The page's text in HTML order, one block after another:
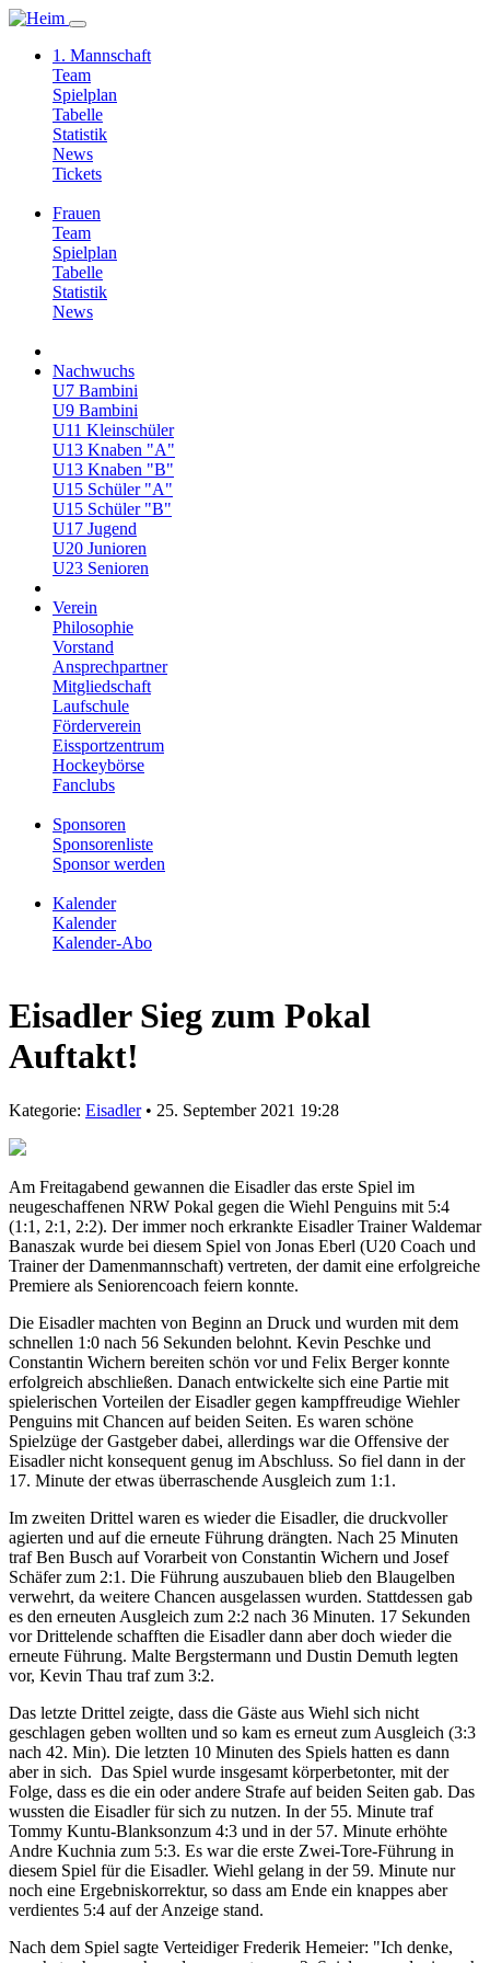
1. Mannschaft
Team
Spielplan
Tabelle
Statistik
News
Tickets
Frauen
Team
Spielplan
Tabelle
Statistik
News
Nachwuchs
U7 Bambini
U9 Bambini
U11 Kleinschüler
U13 Knaben "A"
U13 Knaben "B"
U15 Schüler "A"
U15 Schüler "B"
U17 Jugend
U20 Junioren
U23 Senioren
Verein
Philosophie
Vorstand
Ansprechpartner
Mitgliedschaft
Laufschule
Förderverein
Eissportzentrum
Hockeybörse
Fanclubs
Sponsoren
Sponsorenliste
Sponsor werden
Kalender
Kalender
Kalender-Abo
Eisadler Sieg zum Pokal
Auftakt!
Kategorie: Eisadler• 25. September 2021 19:28
Am Freitagabend gewannen die Eisadler das erste Spiel im
neugeschaffenen NRW Pokal gegen die Wiehl Penguins mit 5:4
(1:1, 2:1, 2:2). Der immer noch erkrankte Eisadler Trainer Waldemar
Banaszak wurde bei diesem Spiel von Jonas Eberl (U20 Coach und
Trainer der Damenmannschaft) vertreten, der damit eine erfolgreiche
Premiere als Seniorencoach feiern konnte.
Die Eisadler machten von Beginn an Druck und wurden mit dem
schnellen 1:0 nach 56 Sekunden belohnt. Kevin Peschke und
Constantin Wichern bereiten schön vor und Felix Berger konnte
erfolgreich abschließen. Danach entwickelte sich eine Partie mit
spielerischen Vorteilen der Eisadler gegen kampffreudige Wiehler
Penguins mit Chancen auf beiden Seiten. Es waren schöne
Spielzüge der Gastgeber dabei, allerdings war die Offensive der
Eisadler nicht konsequent genug im Abschluss. So fiel dann in der
17. Minute der etwas überraschende Ausgleich zum 1:1.
Im zweiten Drittel waren es wieder die Eisadler, die druckvoller
agierten und auf die erneute Führung drängten. Nach 25 Minuten
traf Ben Busch auf Vorarbeit von Constantin Wichern und Josef
Schäfer zum 2:1. Die Führung auszubauen blieb den Blaugelben
verwehrt, da weitere Chancen ausgelassen wurden. Stattdessen gab
es den erneuten Ausgleich zum 2:2 nach 36 Minuten. 17 Sekunden
vor Drittelende schafften die Eisadler dann aber doch wieder die
erneute Führung. Malte Bergstermann und Dustin Demuth legten
vor, Kevin Thau traf zum 3:2.
Das letzte Drittel zeigte, dass die Gäste aus Wiehl sich nicht
geschlagen geben wollten und so kam es erneut zum Ausgleich (3:3
nach 42. Min). Die letzten 10 Minuten des Spiels hatten es dann
aber in sich. Das Spiel wurde insgesamt körperbetonter, mit der
Folge, dass es die ein oder andere Strafe auf beiden Seiten gab. Das
wussten die Eisadler für sich zu nutzen. In der 55. Minute traf
Tommy Kuntu-Blanksonzum 4:3 und in der 57. Minute erhöhte
Andre Kuchnia zum 5:3. Es war die erste Zwei-Tore-Führung in
diesem Spiel für die Eisadler. Wiehl gelang in der 59. Minute nur
noch eine Ergebniskorrektur, so dass am Ende ein knappes aber
verdientes 5:4 auf der Anzeige stand.
Nach dem Spiel sagte Verteidiger Frederik Hemeier: "Ich denke,